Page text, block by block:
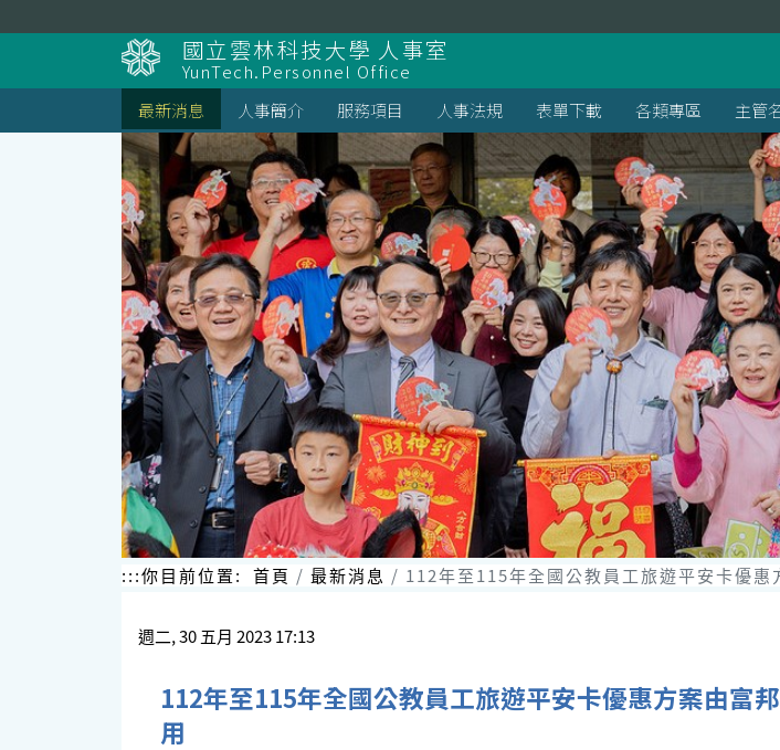
到
國立雲林科技大學 人事室
YunTech.Personnel Office
最新消息
人事簡介 服務項目 人事法規 表單下載 各類專區 主管
:::你目前位置: 首頁 最新消息 112年至115年全國公教員工旅遊平安卡優
週二, 30 五月 2023 17:13
112年至115年全國公教員工旅遊平安卡優惠方案由富
用